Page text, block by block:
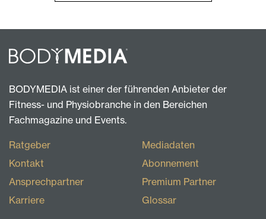
BODYMEDIA ist einer der führenden Anbieter der
Fitness- und Physiobranche in den Bereichen
Fachmagazine und Events.
Ratgeber
Kontakt
Ansprechpartner
Karriere
Mediadaten
Abonnement
Premium Partner
Glossar